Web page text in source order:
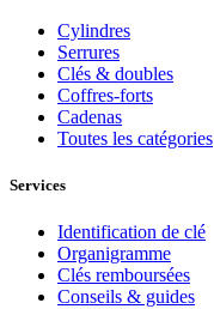
Cylindres
Serrures
Clés & doubles
Coffres-forts
Cadenas
Toutes les catégories
Services
Identification de clé
Organigramme
Clés remboursées
Conseils & guides